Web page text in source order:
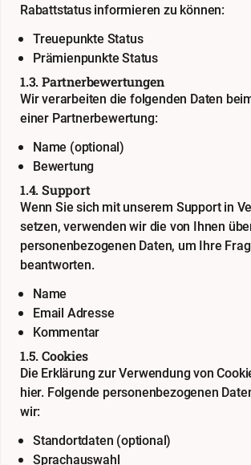
Rabattstatus informieren zu können:
Treuepunkte Status
Prämienpunkte Status
1.3. Partnerbewertungen
Wir verarbeiten die folgenden Daten
einer Partnerbewertung:
Name (optional)
Bewertung
1.4. Support
Wenn Sie sich mit unserem Support in
setzen, verwenden wir die von Ihnen
personenbezogenen Daten, um Ihre
beantworten.
Name
Email Adresse
Kommentar
1.5. Cookies
Die Erklärung zur Verwendung von
hier. Folgende personenbezogenen
wir:
Standortdaten (optional)
Sprachauswahl